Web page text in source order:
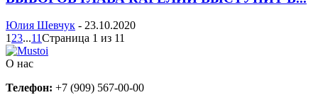
Юлия Шевчук - 23.10.2020
1 23...11Страница 1 из 11
О нас
Телефон: +7 (909) 567-00-00